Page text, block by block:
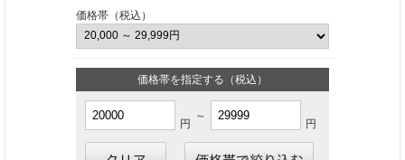
価格帯（税込）
価格帯を指定する（税込）
円
～
円